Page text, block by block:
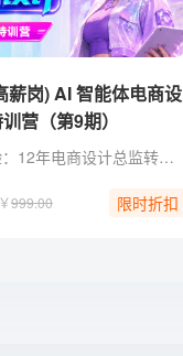
岗) AI 智能体电商设
营（第9期）
- 总监级经验：12年电商设计总监转型实战经验，拒绝堆砌参数，直击商用落地 - 黄金全链路：AI Agent x Skill × 工作流，打通（方法论 + 创意 + 视觉 + 电商全链路 + 求职作品集） - 提效流水线：定制流程 AI 加持，用提效批量化设计工具与方法实现能效翻倍 - 资源库更新：2026年电商/视觉/创作类 AI 工具与工作流资源库，持续更新迭代 - 独家福利：附赠 AI 提示词文档/说明书+作品集参考，支撑商业案例快速落地和求职晋升
￥999.00 限时折扣